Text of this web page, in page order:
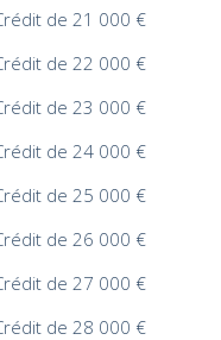
de 21 000 €
de 22 000 €
de 23 000 €
de 24 000 €
de 25 000 €
de 26 000 €
de 27 000 €
de 28 000 €